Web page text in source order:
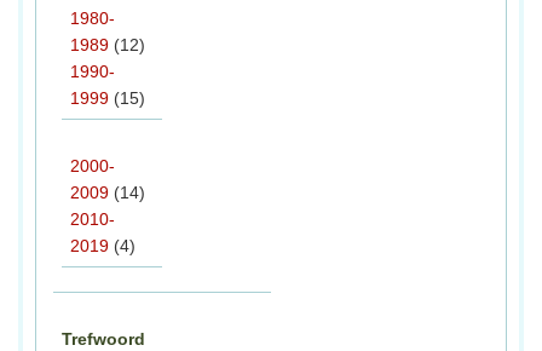
1980-
1989 (12)
1990-
1999 (15)
2000-
2009 (14)
2010-
2019 (4)
Trefwoord